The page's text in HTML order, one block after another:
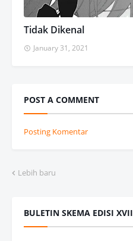
Tidak Dikenal
January 31, 2021
POST A COMMENT
Posting Komentar
Lebih baru
BULETIN SKEMA EDISI XVII